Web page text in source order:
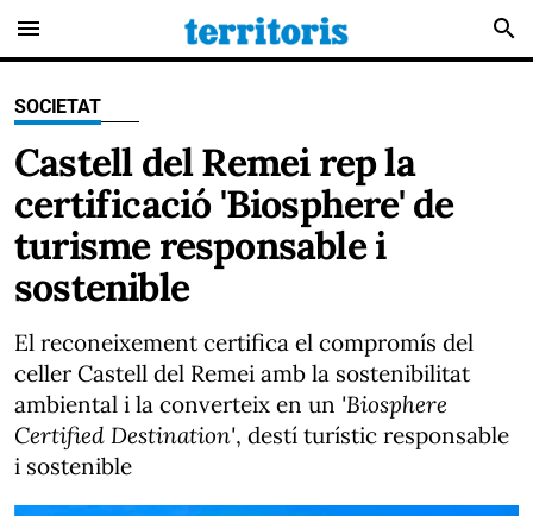
menu search
SOCIETAT
Castell del Remei rep la
certificació 'Biosphere' de
turisme responsable i
sostenible
El reconeixement certifica el compromís del
celler Castell del Remei amb la sostenibilitat
ambiental i la converteix en un 'Biosphere
Certified Destination', destí turístic responsable
i sostenible